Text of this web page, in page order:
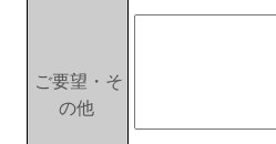
ご要望・そ
の他